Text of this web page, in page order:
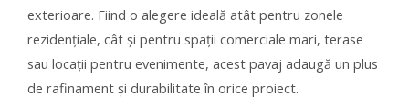
exterioare. Fiind o alegere ideală atât pentru zonele
rezidențiale, cât și pentru spații comerciale mari, terase
sau locații pentru evenimente, acest pavaj adaugă un plus
de rafinament și durabilitate în orice proiect.